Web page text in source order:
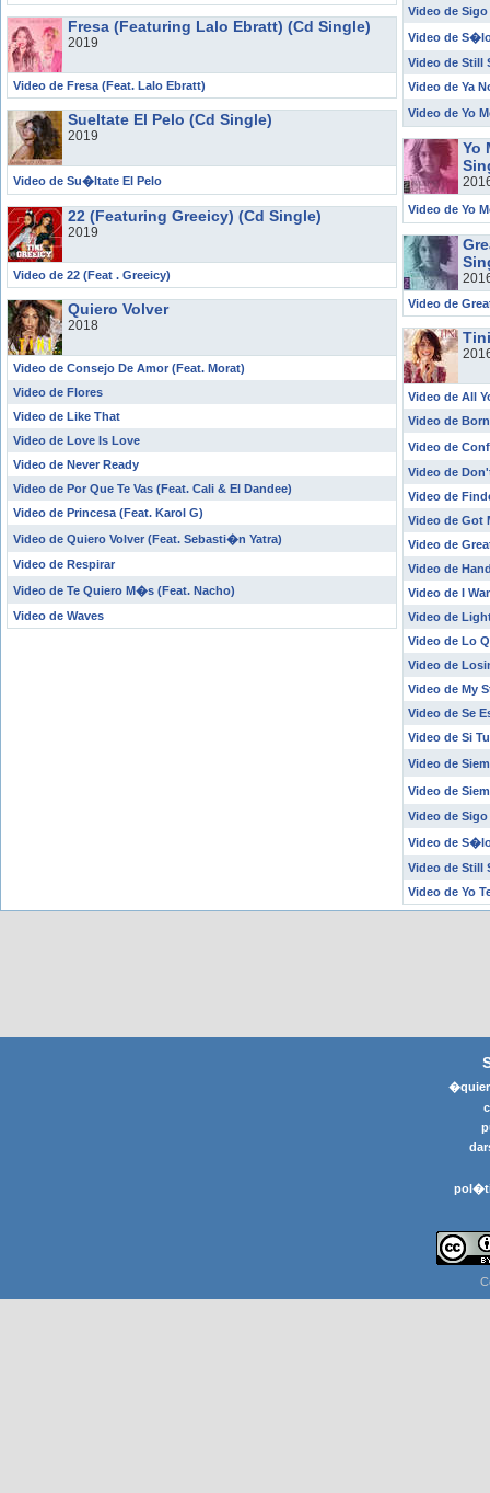
Fresa (Featuring Lalo Ebratt) (Cd Single)
2019
Video de Fresa (Feat. Lalo Ebratt)
Sueltate El Pelo (Cd Single)
2019
Video de Su�ltate El Pelo
22 (Featuring Greeicy) (Cd Single)
2019
Video de 22 (Feat . Greeicy)
Quiero Volver
2018
Video de Consejo De Amor (Feat. Morat)
Video de Flores
Video de Like That
Video de Love Is Love
Video de Never Ready
Video de Por Que Te Vas (Feat. Cali & El Dandee)
Video de Princesa (Feat. Karol G)
Video de Quiero Volver (Feat. Sebasti�n Yatra)
Video de Respirar
Video de Te Quiero M�s (Feat. Nacho)
Video de Waves
Video de
Video de
Video de Still
Video de Ya
Video de Yo
Yo
Video de Yo
Video de
Video de All
Video de
Video de
Video de
Video de
Video de Got
Video de
Video de
Video de I
Video de
Video de Lo
Video de
Video de My
Video de Se
Video de Si
Video de
Video de
Video de
Video de
Video de Still
Video de Yo